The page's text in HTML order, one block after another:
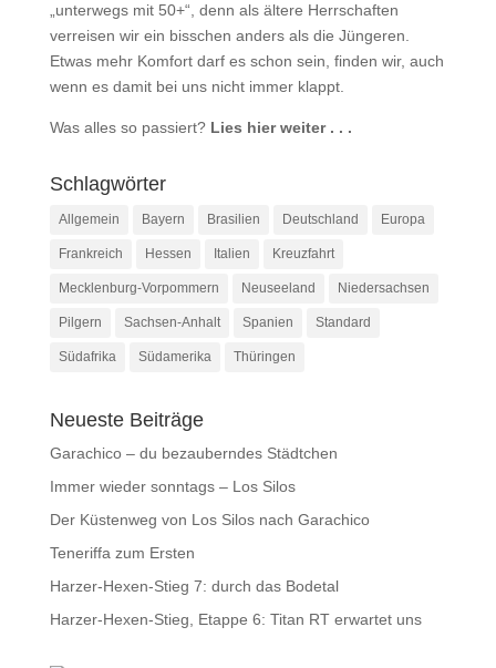
„unterwegs mit 50+“, denn als ältere Herrschaften
verreisen wir ein bisschen anders als die Jüngeren.
Etwas mehr Komfort darf es schon sein, finden wir, auch
wenn es damit bei uns nicht immer klappt.
Was alles so passiert? Lies hier weiter . . .
Schlagwörter
Allgemein Bayern Brasilien Deutschland Europa
Frankreich Hessen Italien Kreuzfahrt
Mecklenburg-Vorpommern Neuseeland Niedersachsen
Pilgern Sachsen-Anhalt Spanien Standard
Südafrika Südamerika Thüringen
Neueste Beiträge
Garachico – du bezauberndes Städtchen
Immer wieder sonntags – Los Silos
Der Küstenweg von Los Silos nach Garachico
Teneriffa zum Ersten
Harzer-Hexen-Stieg 7: durch das Bodetal
Harzer-Hexen-Stieg, Etappe 6: Titan RT erwartet uns